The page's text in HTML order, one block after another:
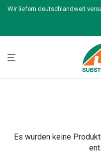
Wir liefern deutschlandweit
Es wurden keine